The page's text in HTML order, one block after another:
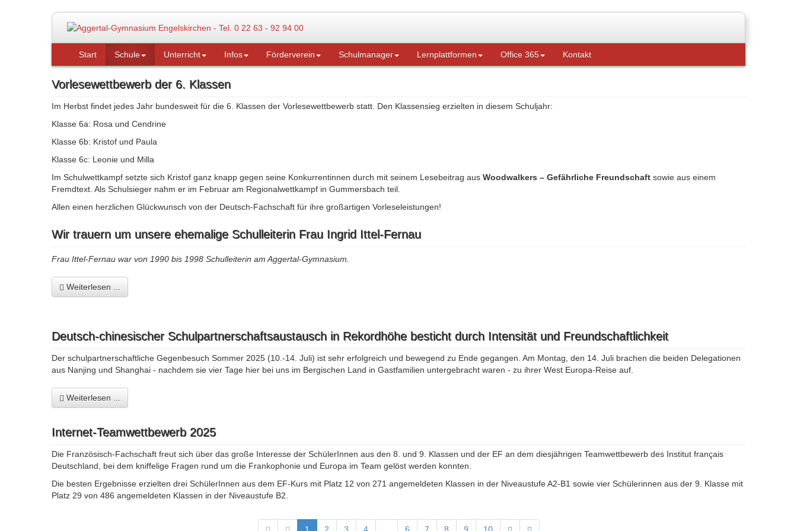
Start Schule Unterricht Infos Förderverein Schulmanager Lernplattformen Office 365 Kontakt
Vorlesewettbewerb der 6. Klassen
Im Herbst findet jedes Jahr bundesweit für die 6. Klassen der Vorlesewettbewerb statt. Den Klassensieg erzielten in diesem Schuljahr:
Klasse 6a: Rosa und Cendrine
Klasse 6b: Kristof und Paula
Klasse 6c: Leonie und Milla
Im Schulwettkampf setzte sich Kristof ganz knapp gegen seine Konkurrentinnen durch mit seinem Lesebeitrag aus Woodwalkers – Gefährliche Freundschaft sowie aus einem
Fremdtext. Als Schulsieger nahm er im Februar am Regionalwettkampf in Gummersbach teil.
Allen einen herzlichen Glückwunsch von der Deutsch-Fachschaft für ihre großartigen Vorleseleistungen!
Wir trauern um unsere ehemalige Schulleiterin Frau Ingrid Ittel-Fernau
Frau Ittel-Fernau war von 1990 bis 1998 Schulleiterin am Aggertal-Gymnasium.
Weiterlesen ...
Deutsch-chinesischer Schulpartnerschaftsaustausch in Rekordhöhe besticht durch Intensität und Freundschaftlichkeit
Der schulpartnerschaftliche Gegenbesuch Sommer 2025 (10.-14. Juli) ist sehr erfolgreich und bewegend zu Ende gegangen. Am Montag, den 14. Juli brachen die beiden Delegationen
aus Nanjing und Shanghai - nachdem sie vier Tage hier bei uns im Bergischen Land in Gastfamilien untergebracht waren - zu ihrer West Europa-Reise auf.
Weiterlesen ...
Internet-Teamwettbewerb 2025
Die Französisch-Fachschaft freut sich über das große Interesse der SchülerInnen aus den 8. und 9. Klassen und der EF an dem diesjährigen Teamwettbewerb des Institut français
Deutschland, bei dem kniffelige Fragen rund um die Frankophonie und Europa im Team gelöst werden konnten.
Die besten Ergebnisse erzielten drei SchülerInnen aus dem EF-Kurs mit Platz 12 von 271 angemeldeten Klassen in der Niveaustufe A2-B1 sowie vier Schülerinnen aus der 9. Klasse mit
Platz 29 von 486 angemeldeten Klassen in der Niveaustufe B2.